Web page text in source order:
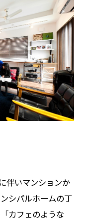
伴いマンションか
シパルホームの丁
カフェのような